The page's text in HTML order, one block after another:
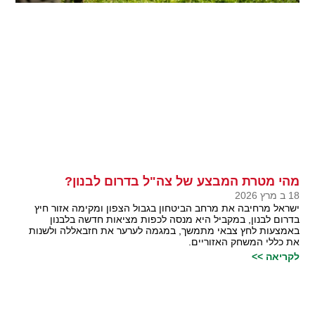
מהי מטרת המבצע של צה"ל בדרום לבנון?
18 ב מרץ 2026
ישראל מרחיבה את מרחב הביטחון בגבול הצפון ומקימה אזור חיץ
בדרום לבנון, במקביל היא מנסה לכפות מציאות חדשה בלבנון
באמצעות לחץ צבאי מתמשך, במגמה לערער את חזבאללה ולשנות
את כללי המשחק האזוריים.
לקריאה >>